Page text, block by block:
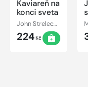
Kaviareň na
konci sveta
John Strelecky
224Kč